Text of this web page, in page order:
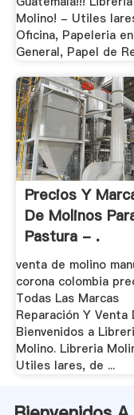
Molino! - Utiles
Oficina, Papeleria en
General, Papel de
Precios Y
De Molinos
Pastura - .
venta de molino
corona colombia
Todas Las Marcas
Reparación Y Venta
Bienvenidos a
Molino. Libreria
Utiles lares, de ...